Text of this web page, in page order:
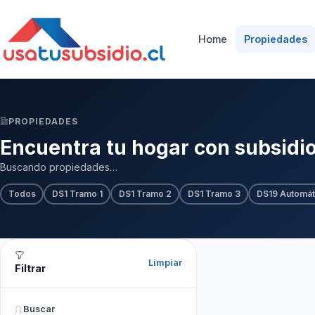
Home Propiedades
PROPIEDADES
Encuentra tu hogar con
Buscando propiedades…
Todos DS1 Tramo 1 DS1 Tramo 2 DS1 Tramo 3 DS19
Filtrar Limpiar
Buscar